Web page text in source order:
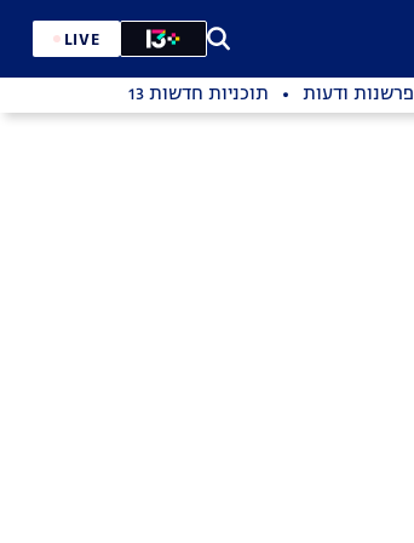
LIVE
פרשנות ודעות תוכניות חדשות 13